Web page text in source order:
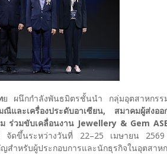
ย ผนึกกำลังพันธมิตรชั้นนำ กลุ่มอุตสาหกรร
และเครื่องประดับอาเซียน, สมาคมผู้ส่งอ
ร่วมขับเคลื่อนงาน Jewellery & Gem
จัดขึ้นระหว่างวันที่ 22–25 เมษายน
สำหรับผู้ประกอบการและนักธุรกิจในอุตสา